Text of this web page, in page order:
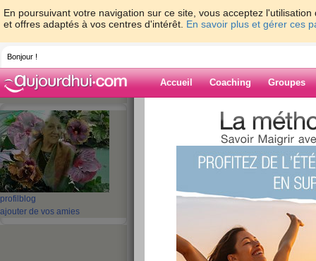
En poursuivant votre navigation sur ce site, vous acceptez
et offres adaptés à vos centres d'intérêt. En savoir plus et gérer ces
Bonjour !
Accueil Coaching Groupes
profil blog
ajouter de vos amies
>
Blog de
21 - 30 »
‹ Préc. 1 2 3 4 5